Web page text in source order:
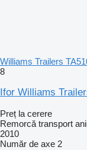
Williams Trailers
8
Ifor Williams
Preț la cerere
Remorcă transport
2010
Număr de axe 2